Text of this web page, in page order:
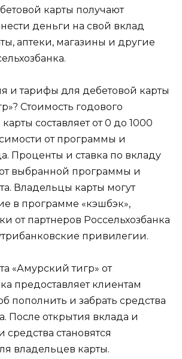
карты получают
деньги на свой вклад
аптеки, магазины и другие
и тарифы для дебетовой карты
Стоимость годового
составляет от 0 до 1000
от программы и
Проценты и ставка по вкладу
от выбранной программы и
Владельцы карты могут
в программе «кэшбэк»,
от партнеров Россельхозбанка
привилегии.
«Амурский тигр» от
предоставляет клиентам
пополнить и забрать средства
После открытия вклада и
средства становятся
владельцев карты.